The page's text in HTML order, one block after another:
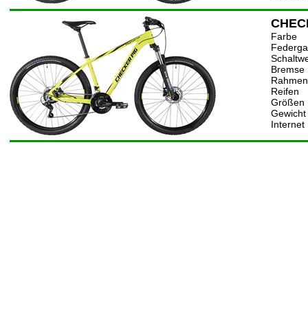
Farbe
Bremse
Rahmen
Reifen
Größen
Gewicht
Internet